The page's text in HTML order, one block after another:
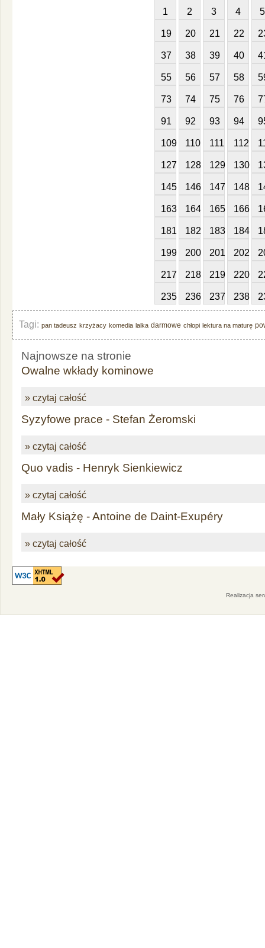
1 2 3 4 5
19 20 21 22
37 38 39 40
55 56 57 58
73 74 75 76
91 92 93 94
109 110 111 112
127 128 129 130
145 146 147 148
163 164 165 166
181 182 183 184
199 200 201 202
217 218 219 220
235 236 237 238
Tagi: pan tadeusz krzyżacy komedia lalka darmowe chłopi lektura na maturę
Najnowsze na stronie
Owalne wkłady kominowe
» czytaj całość
Syzyfowe prace - Stefan Żeromski
» czytaj całość
Quo vadis - Henryk Sienkiewicz
» czytaj całość
Mały Książę - Antoine de Daint-Exupéry
» czytaj całość
Realizacja